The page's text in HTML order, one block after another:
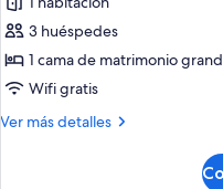
+
2
Suite
familiar,
1
cama
matrimonio
3 huéspedes
1 cama de matrimonio
Wifi gratis
Ver más detalles
Más